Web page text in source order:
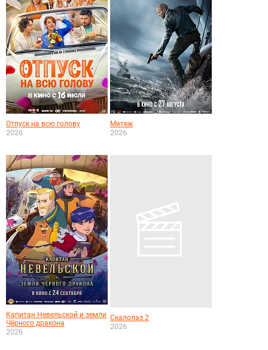
Отпуск на всю голову
2026
Мятеж
2026
Капитан Невельской и земли
Чёрного дракона
2026
Скалолаз 2
2026